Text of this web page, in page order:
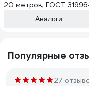
20 метров, ГОСТ
2012, ТУ, медный 16-
Аналоги
Популярные
27